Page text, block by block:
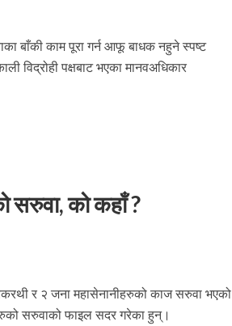
बाँकी काम पूरा गर्न आफू बाधक नहुने स्पष्ट
विद्रोही पक्षबाट भएका मानवअधिकार
सरुवा, को कहाँ ?
र २ जना महासेनानीहरुको काज सरुवा भएको
सरुवाको फाइल सदर गरेका हुन्।